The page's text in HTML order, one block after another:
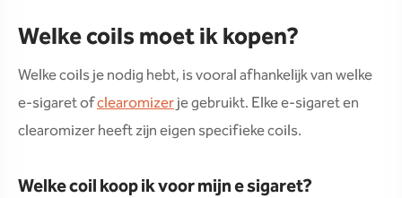
Welke coils moet ik kopen?
Welke coils je nodig hebt, is vooral afhankelijk van welke
e-sigaret ofclearomizerje gebruikt. Elke e-sigaret en
clearomizer heeft zijn eigen specifieke coils.
Welke coil koop ik voor mijn e sigaret?